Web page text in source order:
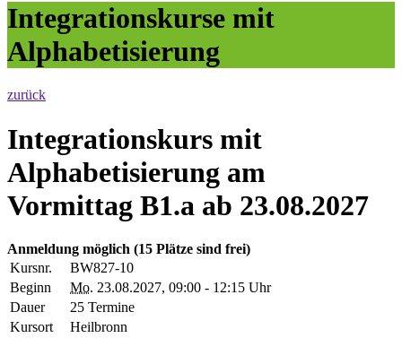
Integrationskurse mit
Alphabetisierung
zurück
Integrationskurs mit
Alphabetisierung am
Vormittag B1.a ab 23.08.2027
Anmeldung möglich (15 Plätze sind frei)
Kursnr.
BW827-10
Beginn
Mo. 23.08.2027, 09:00 - 12:15 Uhr
Dauer
25 Termine
Kursort
Heilbronn